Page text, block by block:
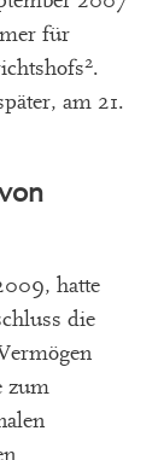
für
2.
am 21.
hatte
die
zum